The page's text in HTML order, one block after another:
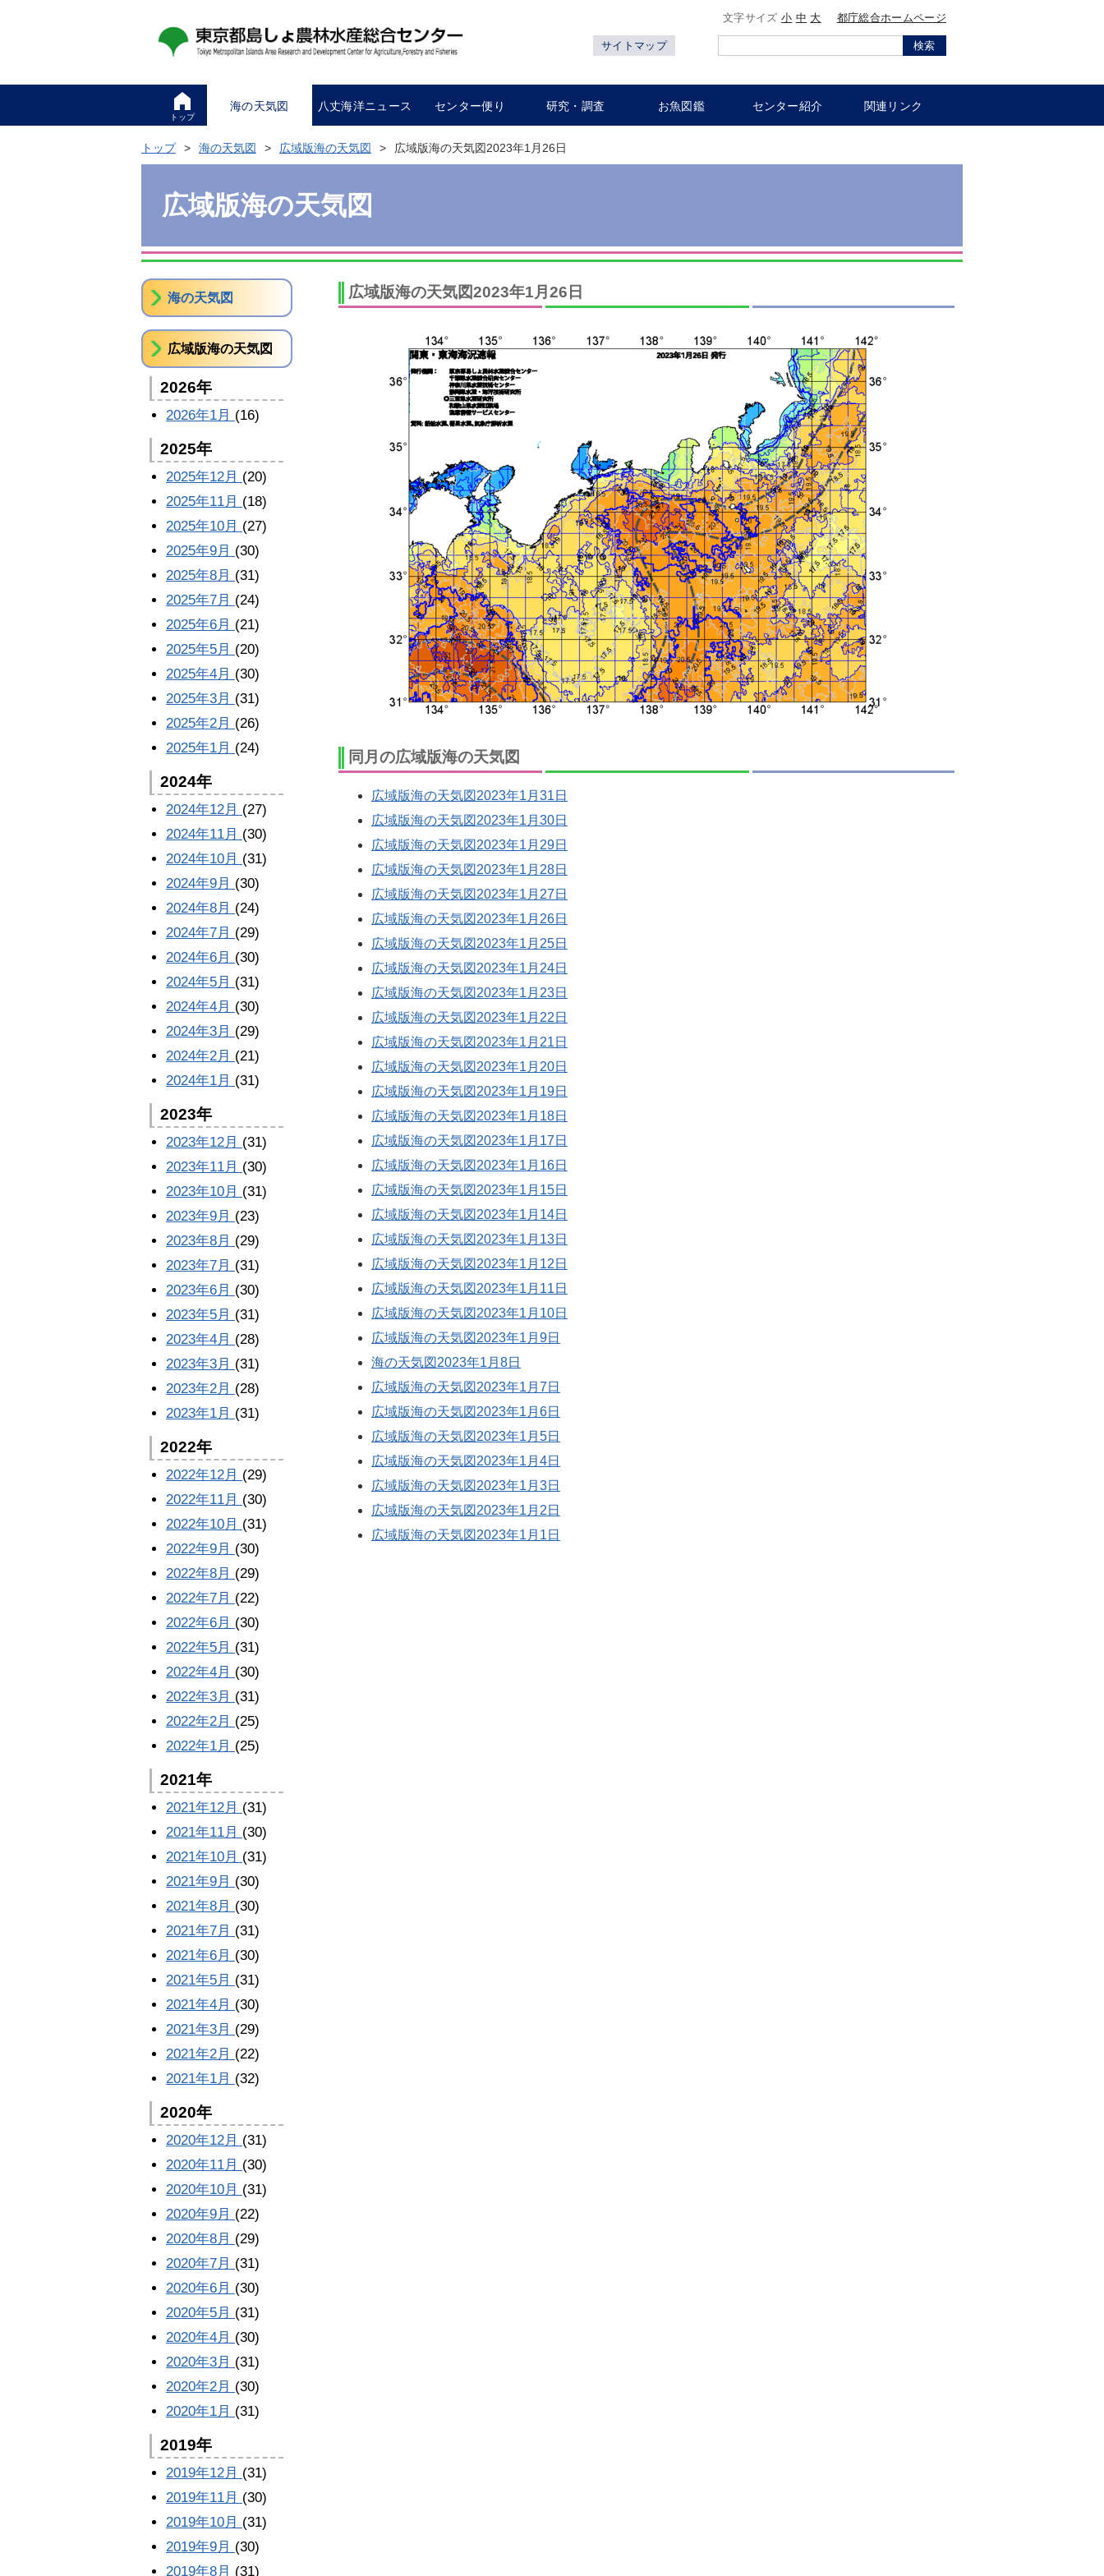
文字サイズ小 中 大 都庁総合ホームページ
サイトマップ 検索
トップ
海の天気図 八丈海洋ニュース センター便り 研究・調査 お魚図鑑 センター紹介 関連リンク
トップ 海の天気図 広域版海の天気図 広域版海の天気図2023年1月26日
広域版海の天気図
広域版海の天気図2023年1月26日
同月の広域版海の天気図
広域版海の天気図2023年1月31日
広域版海の天気図2023年1月30日
広域版海の天気図2023年1月29日
広域版海の天気図2023年1月28日
広域版海の天気図2023年1月27日
広域版海の天気図2023年1月26日
広域版海の天気図2023年1月25日
広域版海の天気図2023年1月24日
広域版海の天気図2023年1月23日
広域版海の天気図2023年1月22日
広域版海の天気図2023年1月21日
広域版海の天気図2023年1月20日
広域版海の天気図2023年1月19日
広域版海の天気図2023年1月18日
広域版海の天気図2023年1月17日
広域版海の天気図2023年1月16日
広域版海の天気図2023年1月15日
広域版海の天気図2023年1月14日
広域版海の天気図2023年1月13日
広域版海の天気図2023年1月12日
広域版海の天気図2023年1月11日
広域版海の天気図2023年1月10日
広域版海の天気図2023年1月9日
海の天気図2023年1月8日
広域版海の天気図2023年1月7日
広域版海の天気図2023年1月6日
広域版海の天気図2023年1月5日
広域版海の天気図2023年1月4日
広域版海の天気図2023年1月3日
広域版海の天気図2023年1月2日
広域版海の天気図2023年1月1日
海の天気図
広域版海の天気図
2026年
2026年1月 (16)
2025年
2025年12月 (20)
2025年11月 (18)
2025年10月 (27)
2025年9月 (30)
2025年8月 (31)
2025年7月 (24)
2025年6月 (21)
2025年5月 (20)
2025年4月 (30)
2025年3月 (31)
2025年2月 (26)
2025年1月 (24)
2024年
2024年12月 (27)
2024年11月 (30)
2024年10月 (31)
2024年9月 (30)
2024年8月 (24)
2024年7月 (29)
2024年6月 (30)
2024年5月 (31)
2024年4月 (30)
2024年3月 (29)
2024年2月 (21)
2024年1月 (31)
2023年
2023年12月 (31)
2023年11月 (30)
2023年10月 (31)
2023年9月 (23)
2023年8月 (29)
2023年7月 (31)
2023年6月 (30)
2023年5月 (31)
2023年4月 (28)
2023年3月 (31)
2023年2月 (28)
2023年1月 (31)
2022年
2022年12月 (29)
2022年11月 (30)
2022年10月 (31)
2022年9月 (30)
2022年8月 (29)
2022年7月 (22)
2022年6月 (30)
2022年5月 (31)
2022年4月 (30)
2022年3月 (31)
2022年2月 (25)
2022年1月 (25)
2021年
2021年12月 (31)
2021年11月 (30)
2021年10月 (31)
2021年9月 (30)
2021年8月 (30)
2021年7月 (31)
2021年6月 (30)
2021年5月 (31)
2021年4月 (30)
2021年3月 (29)
2021年2月 (22)
2021年1月 (32)
2020年
2020年12月 (31)
2020年11月 (30)
2020年10月 (31)
2020年9月 (22)
2020年8月 (29)
2020年7月 (31)
2020年6月 (30)
2020年5月 (31)
2020年4月 (30)
2020年3月 (31)
2020年2月 (30)
2020年1月 (31)
2019年
2019年12月 (31)
2019年11月 (30)
2019年10月 (31)
2019年9月 (30)
2019年8月 (31)